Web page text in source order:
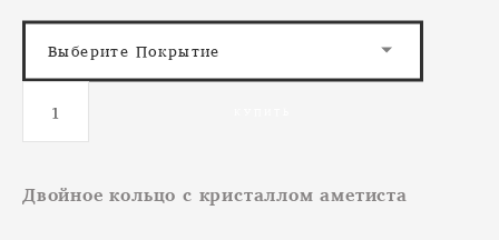
Выберите Покрытие
Двойное кольцо с кристаллом аметиста